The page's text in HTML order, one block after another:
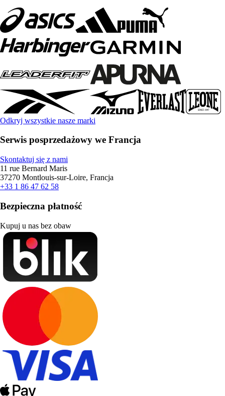
Odkryj wszystkie nasze marki
Serwis posprzedażowy we Francja
Skontaktuj się z nami
11 rue Bernard Maris
37270 Montlouis-sur-Loire, Francja
+33 1 86 47 62 58
Bezpieczna płatność
Kupuj u nas bez obaw